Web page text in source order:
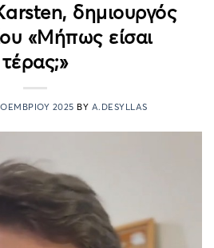
δημιουργός
«Μήπως είσαι
τέρας;»
2025 BY A.DESYLLAS